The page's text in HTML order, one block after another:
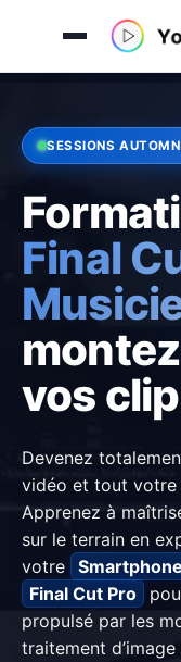
contenuSESSIONS
Final
vos
Devenez
vidéo et tout
Apprenez à
sur le terrain en
votre Smartphone
Final Cut Pro
propulsé par les
traitement